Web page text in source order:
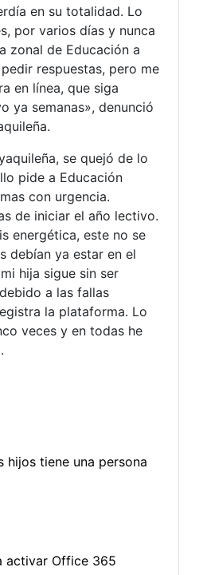
en su totalidad. Lo
por varios días y nunca
zonal de Educación a
respuestas, pero me
en línea, que siga
ya semanas», denunció
se quejó de lo
pide a Educación
con urgencia.
de iniciar el año lectivo.
energética, este no se
debían ya estar en el
hija sigue sin ser
a las fallas
la plataforma. Lo
veces y en todas he